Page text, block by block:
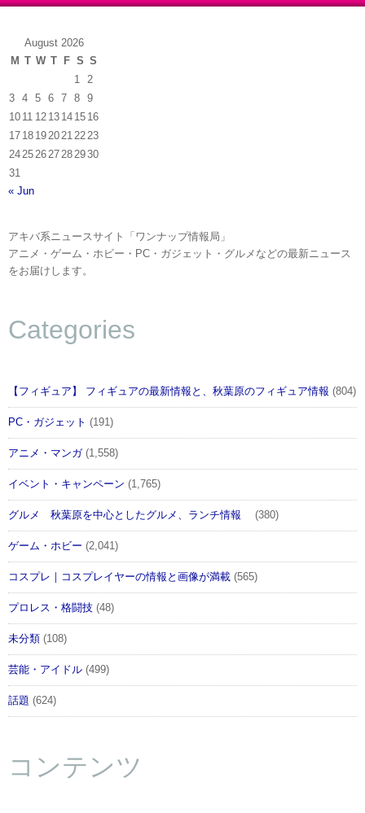
August 2026
M T W T F S S
1
2
3
4 5 6 7 8
9
10 11 12 13 14 15 16
17 18 19 20 21 22 23
24 25 26 27 28 2930
31
« Jun
アキバ系ニュースサイト「ワンナップ情報局」
アニメ・ゲーム・ホビー・PC・ガジェット・グルメなどの最新ニュース
をお届けします。
Categories
【フィギュア】 フィギュアの最新情報と、秋葉原のフィギュア情報 (804)
PC・ガジェット (191)
アニメ・マンガ(1,558)
イベント・キャンペーン (1,765)
グルメ 秋葉原を中心としたグルメ、ランチ情報 (380)
ゲーム・ホビー (2,041)
コスプレ｜コスプレイヤーの情報と画像が満載 (565)
プロレス・格闘技 (48)
未分類 (108)
芸能・アイドル (499)
話題 (624)
コンテンツ